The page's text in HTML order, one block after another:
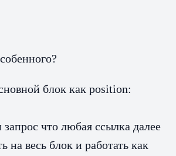
блок как position:
запрос что любая ссылка далее
на весь блок и работать как